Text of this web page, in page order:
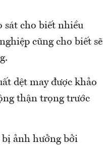
sát cho biết nhiều
cũng cho biết sẽ
dệt may được khảo
thận trọng trước
ảnh hưởng bởi